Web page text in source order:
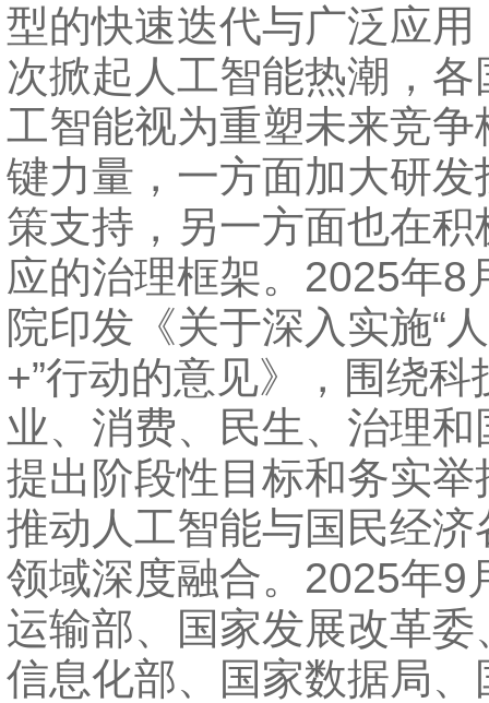
型的快速迭代与广泛应用
次掀起人工智能热潮，各
工智能视为重塑未来竞争
键力量，一方面加大研发
策支持，另一方面也在积
应的治理框架。2025年8
院印发《关于深入实施“
+”行动的意见》，围绕科
业、消费、民生、治理和
提出阶段性目标和务实举
推动人工智能与国民经济
领域深度融合。2025年9
运输部、国家发展改革委
信息化部、国家数据局、